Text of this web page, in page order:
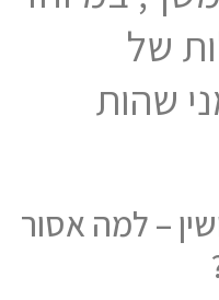
של
שהות
– למה אסור